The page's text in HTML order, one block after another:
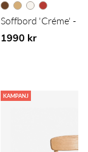
Soffbord 'Créme' -
1990 kr
KAMPANJ